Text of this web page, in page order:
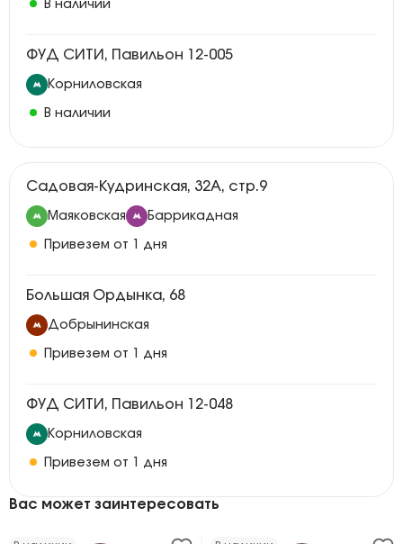
В наличии
ФУД СИТИ, Павильон 12-005
Корниловская
В наличии
Садовая-Кудринская, 32А, стр.9
Маяковская Баррикадная
Привезем от 1 дня
Большая Ордынка, 68
Добрынинская
Привезем от 1 дня
ФУД СИТИ, Павильон 12-048
Корниловская
Привезем от 1 дня
Вас может заинтересовать